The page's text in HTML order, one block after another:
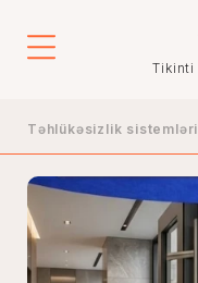
Tikinti
Təhlükəsizlik sistemləri